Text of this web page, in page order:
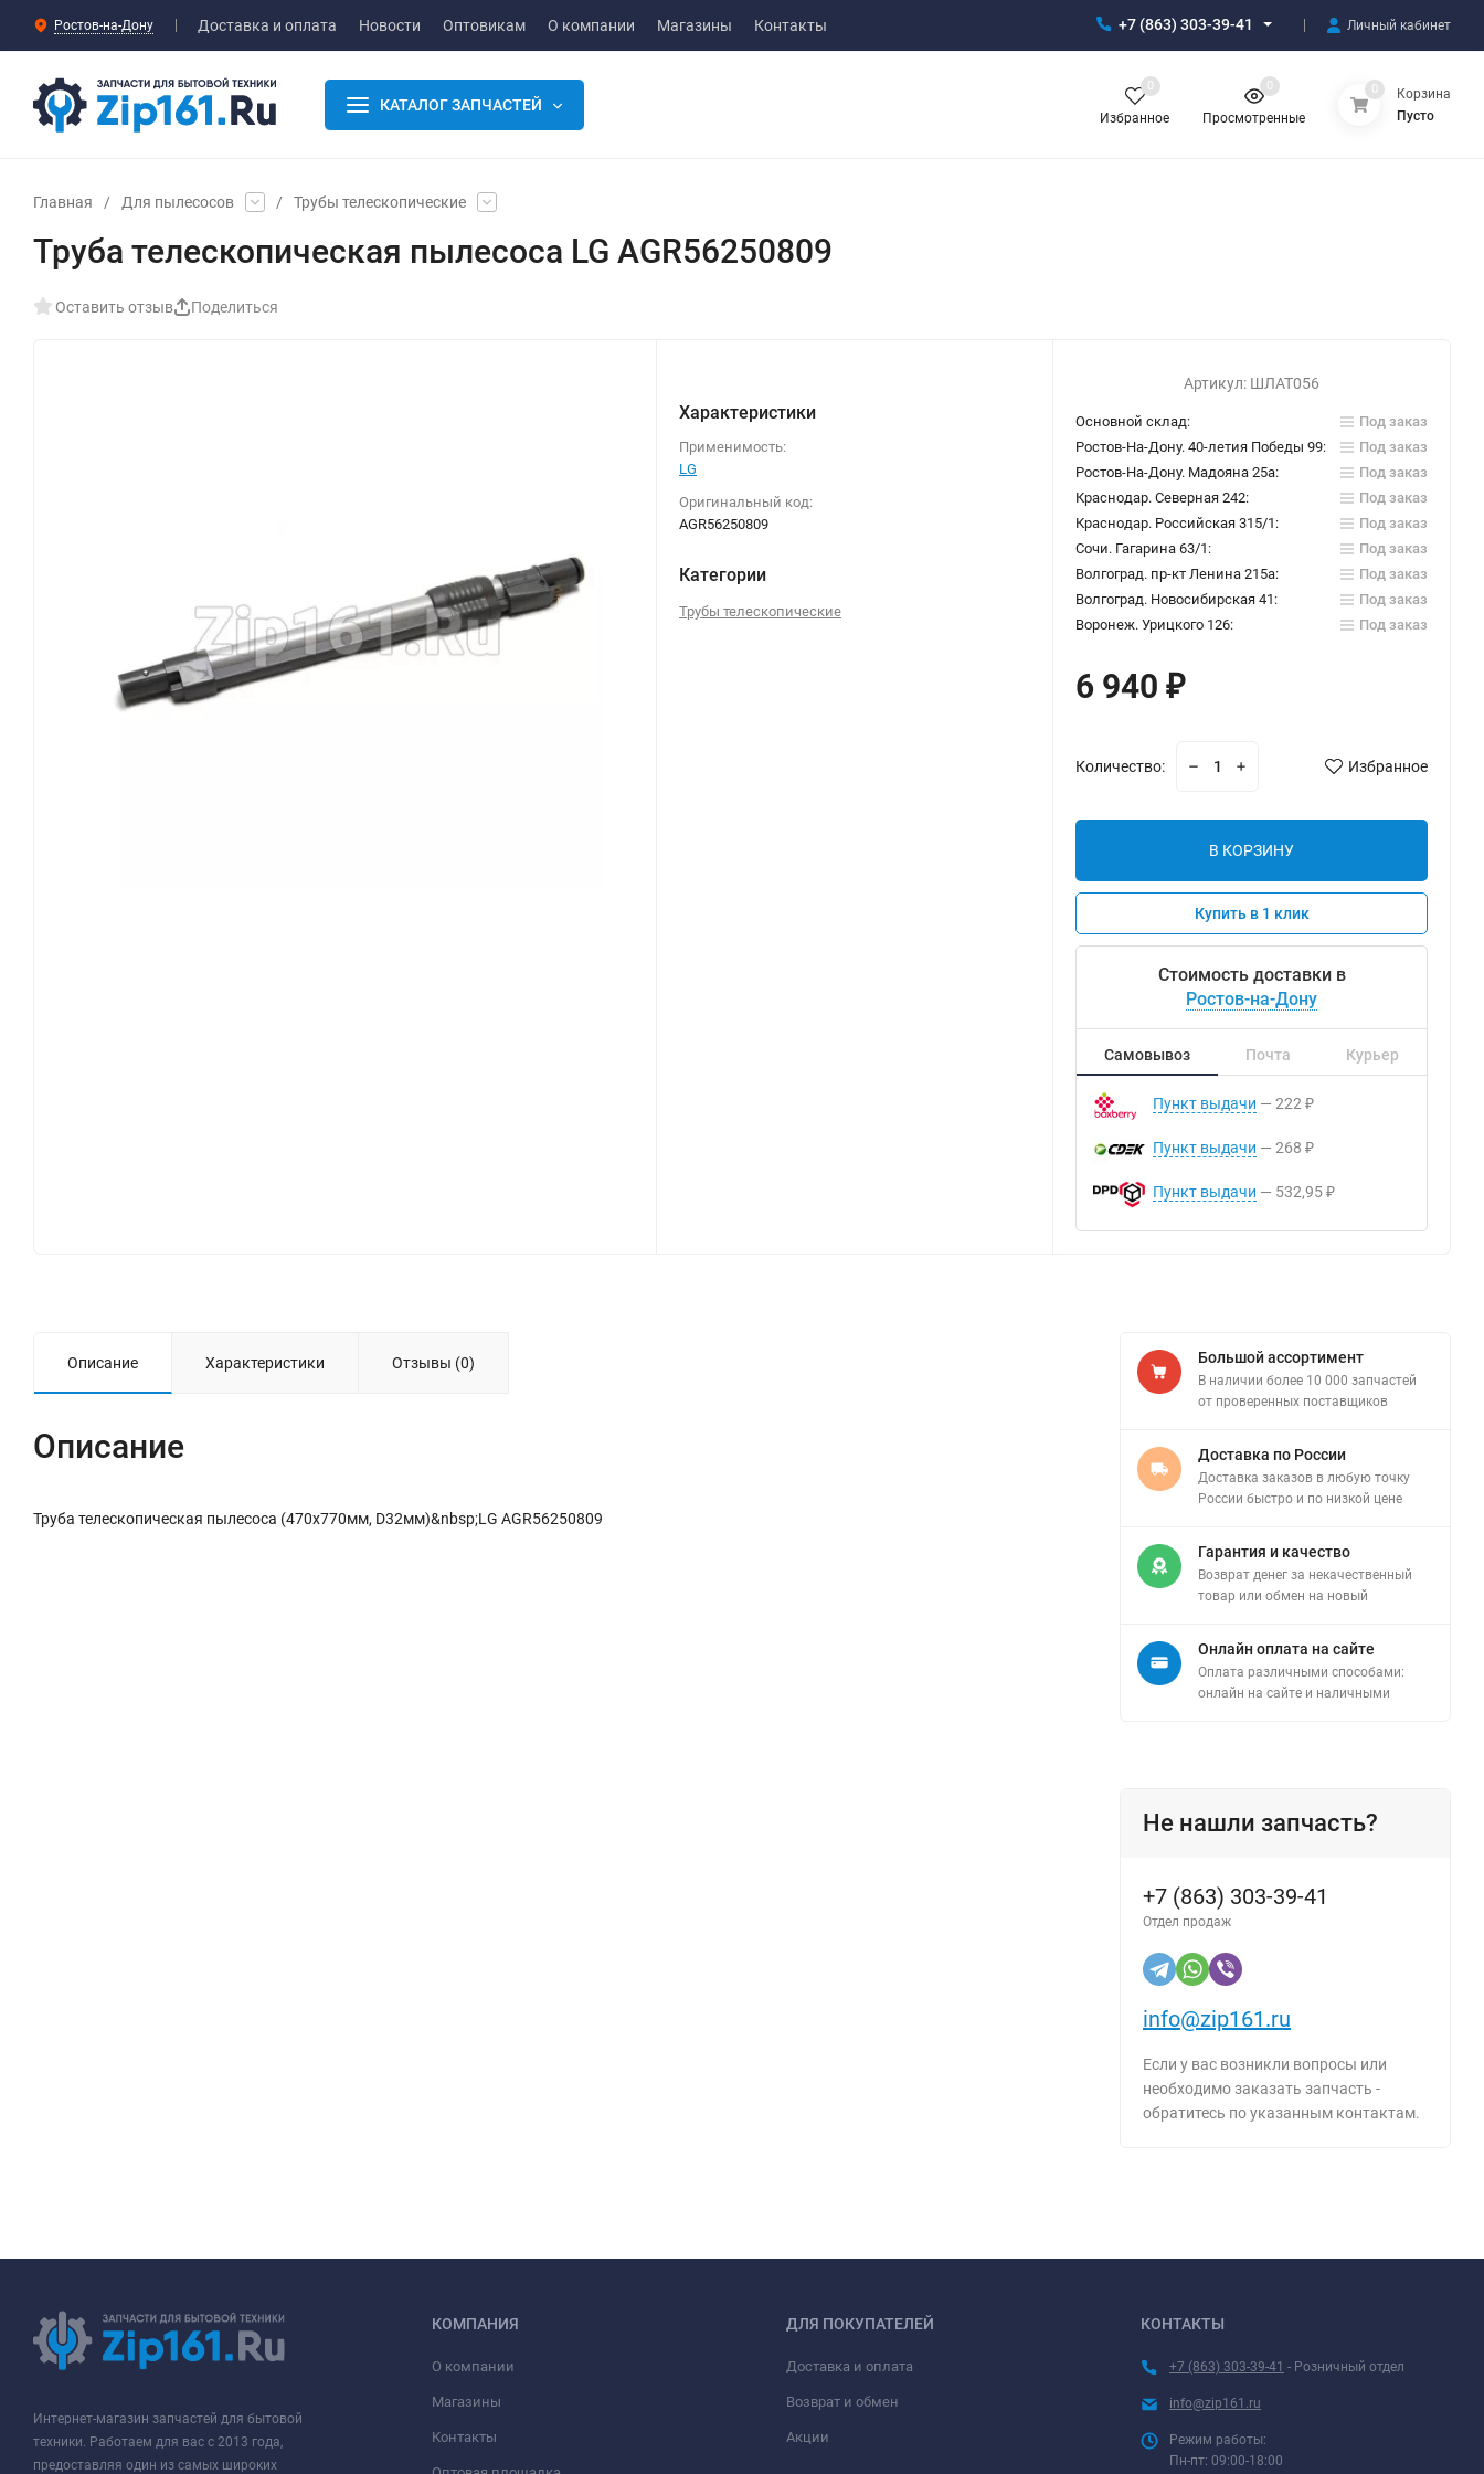
Ростов-на-Дону Доставка и оплата Новости Оптовикам О компании Магазины Контакты +7 (863) 303-39-41 Личный кабинет
КАТАЛОГ ЗАПЧАСТЕЙ
Избранное
0
Просмотренные
0 0
Корзина
Пусто
Главная / Для пылесосов / Трубы телескопические
Труба телескопическая пылесоса LG AGR56250809
Оставить отзыв Поделиться
Характеристики
Применимость:
LG
Оригинальный код:
AGR56250809
Категории
Трубы телескопические
Артикул: ШЛАТ056
Основной склад:
Под заказ
Ростов-На-Дону. 40-летия Победы 99:
Под заказ
Ростов-На-Дону. Мадояна 25а:
Под заказ
Краснодар. Северная 242:
Под заказ
Краснодар. Российская 315/1:
Под заказ
Сочи. Гагарина 63/1:
Под заказ
Волгоград. пр-кт Ленина 215а:
Под заказ
Волгоград. Новосибирская 41:
Под заказ
Воронеж. Урицкого 126:
Под заказ
6 940₽
Количество: Избранное
В КОРЗИНУ
Купить в 1 клик
Стоимость доставки в
Ростов-на-Дону
Самовывоз Почта Курьер
Пункт выдачи 222 ₽
Пункт выдачи 268 ₽
Пункт выдачи 532,95 ₽
Описание Характеристики Отзывы (0)
Описание
Труба телескопическая пылесоса (470x770мм, D32мм)&nbsp;LG AGR56250809
Большой ассортимент
В наличии более 10 000 запчастей
от проверенных поставщиков
Доставка по России
Доставка заказов в любую точку
России быстро и по низкой цене
Гарантия и качество
Возврат денег за некачественный
товар или обмен на новый
Онлайн оплата на сайте
Оплата различными способами:
онлайн на сайте и наличными
Не нашли запчасть?
+7 (863) 303-39-41
Отдел продаж
info@zip161.ru
Если у вас возникли вопросы или
необходимо заказать запчасть -
обратитесь по указанным контактам.
Интернет-магазин запчастей для бытовой
техники. Работаем для вас с 2013 года,
предоставляя один из самых широких
КОМПАНИЯ
О компании
Магазины
Контакты
ДЛЯ ПОКУПАТЕЛЕЙ
Доставка и оплата
Возврат и обмен
Акции
КОНТАКТЫ
+7 (863) 303-39-41 - Розничный отдел
info@zip161.ru
Режим работы:
Пн-пт: 09:00-18:00